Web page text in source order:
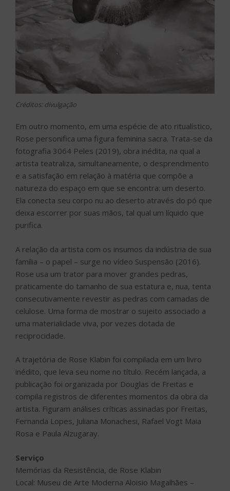
Créditos: divulgação
Em outro momento, em uma espécie de ato ritualístico,
Rose personifica uma figura feminina sacra. Trata-se da
fotografia 3064 Peles (2019), obra inédita, na qual a
artista teatraliza, simultaneamente, o desprendimento
e a satisfação em relação à matéria que compõe a
natureza do espaço em que se encontra: um deserto.
Ela conecta seu corpo nu ao deserto através do pó que
deixa escorrer por suas mãos, tal qual um líquido que
purifica.
A relação da artista com os insumos da indústria de sua
família – o papel – surge no vídeo Suspensão (2016).
Rose usa um trator para mover grandes pedras,
praticamente do tamanho de sua estatura e, nua, tenta
consecutivamente revestir as pedras com camadas de
celulose. Uma forma de mostrar o sujeito associado a
uma materialidade viva, por vezes dotada de
reciprocidade.
A trajetória de Rose Klabin foi compilada em um livro
inédito, que leva seu nome no título. Recém lançada, a
publicação foi organizada por Douglas de Freitas e
compila registros de diferentes momentos da obra da
artista. Figuram análises críticas assinadas por Freitas,
Fernanda Lopes, Juliana Monachesi, Rafael Vogt Maia
Rosa e Paula Alzugaray.
Serviço
Memórias da Resistência, de Rose Klabin
Local: Museu de Arte Moderna Aloisio Magalhães –